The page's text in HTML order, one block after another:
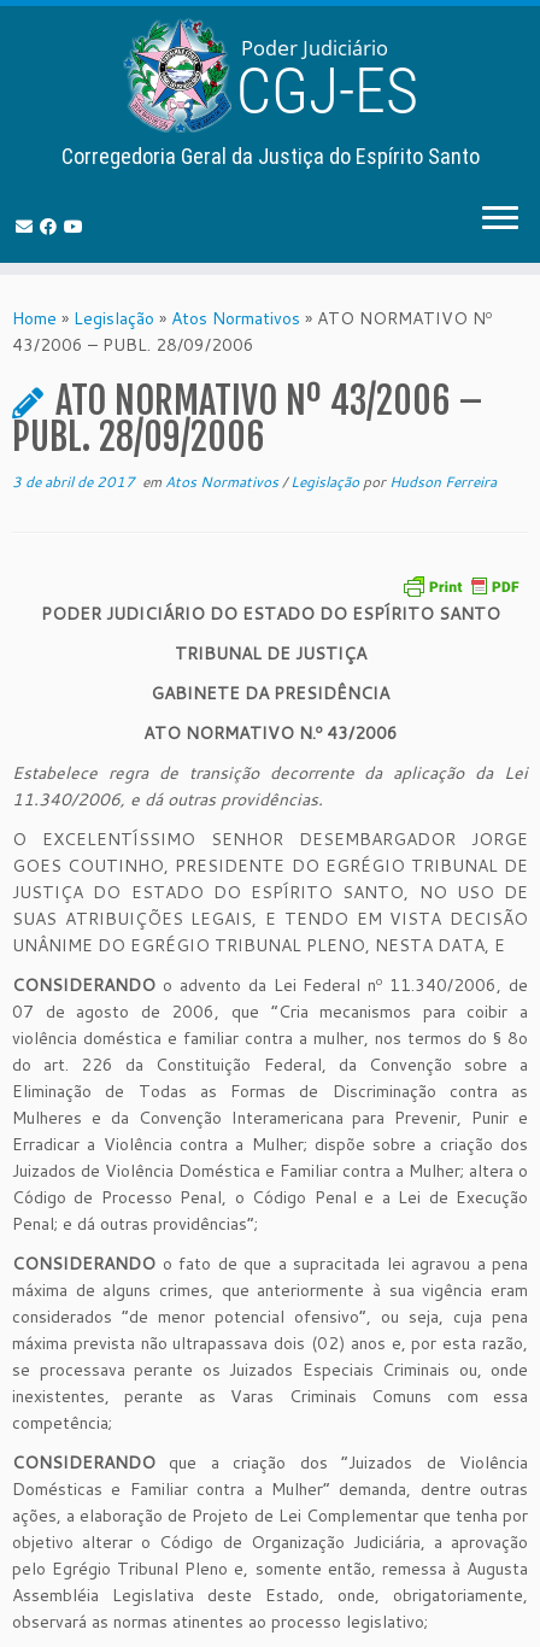
to
content
Corregedoria Geral da Justiça do Espírito Santo
Home » Legislação » Atos Normativos » ATO NORMATIVO Nº
43/2006 – PUBL. 28/09/2006
ATO NORMATIVO Nº 43/2006 –
PUBL. 28/09/2006
3 de abril de 2017em Atos Normativos/LegislaçãoporHudson Ferreira
PODER JUDICIÁRIO DO ESTADO DO ESPÍRITO SANTO
TRIBUNAL DE JUSTIÇA
GABINETE DA PRESIDÊNCIA
ATO NORMATIVO N.º 43/2006
Estabelece regra de transição decorrente da aplicação da Lei
11.340/2006, e dá outras providências.
O EXCELENTÍSSIMO SENHOR DESEMBARGADOR JORGE
GOES COUTINHO, PRESIDENTE DO EGRÉGIO TRIBUNAL DE
JUSTIÇA DO ESTADO DO ESPÍRITO SANTO, NO USO DE
SUAS ATRIBUIÇÕES LEGAIS, E TENDO EM VISTA DECISÃO
UNÂNIME DO EGRÉGIO TRIBUNAL PLENO, NESTA DATA, E
CONSIDERANDO o advento da Lei Federal nº 11.340/2006, de
07 de agosto de 2006, que “Cria mecanismos para coibir a
violência doméstica e familiar contra a mulher, nos termos do § 8o
do art. 226 da Constituição Federal, da Convenção sobre a
Eliminação de Todas as Formas de Discriminação contra as
Mulheres e da Convenção Interamericana para Prevenir, Punir e
Erradicar a Violência contra a Mulher; dispõe sobre a criação dos
Juizados de Violência Doméstica e Familiar contra a Mulher; altera o
Código de Processo Penal, o Código Penal e a Lei de Execução
Penal; e dá outras providências”;
CONSIDERANDO o fato de que a supracitada lei agravou a pena
máxima de alguns crimes, que anteriormente à sua vigência eram
considerados “de menor potencial ofensivo”, ou seja, cuja pena
máxima prevista não ultrapassava dois (02) anos e, por esta razão,
se processava perante os Juizados Especiais Criminais ou, onde
inexistentes, perante as Varas Criminais Comuns com essa
competência;
CONSIDERANDO que a criação dos “Juizados de Violência
Domésticas e Familiar contra a Mulher” demanda, dentre outras
ações, a elaboração de Projeto de Lei Complementar que tenha por
objetivo alterar o Código de Organização Judiciária, a aprovação
pelo Egrégio Tribunal Pleno e, somente então, remessa à Augusta
Assembléia Legislativa deste Estado, onde, obrigatoriamente,
observará as normas atinentes ao processo legislativo;